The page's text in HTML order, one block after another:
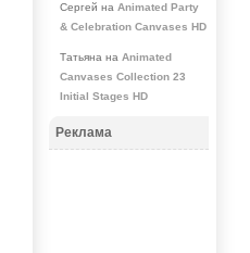
Сергей на Animated Party
& Celebration Canvases HD
Татьяна на Animated
Canvases Collection 23
Initial Stages HD
Реклама